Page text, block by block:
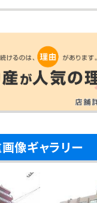
像ギャラリー